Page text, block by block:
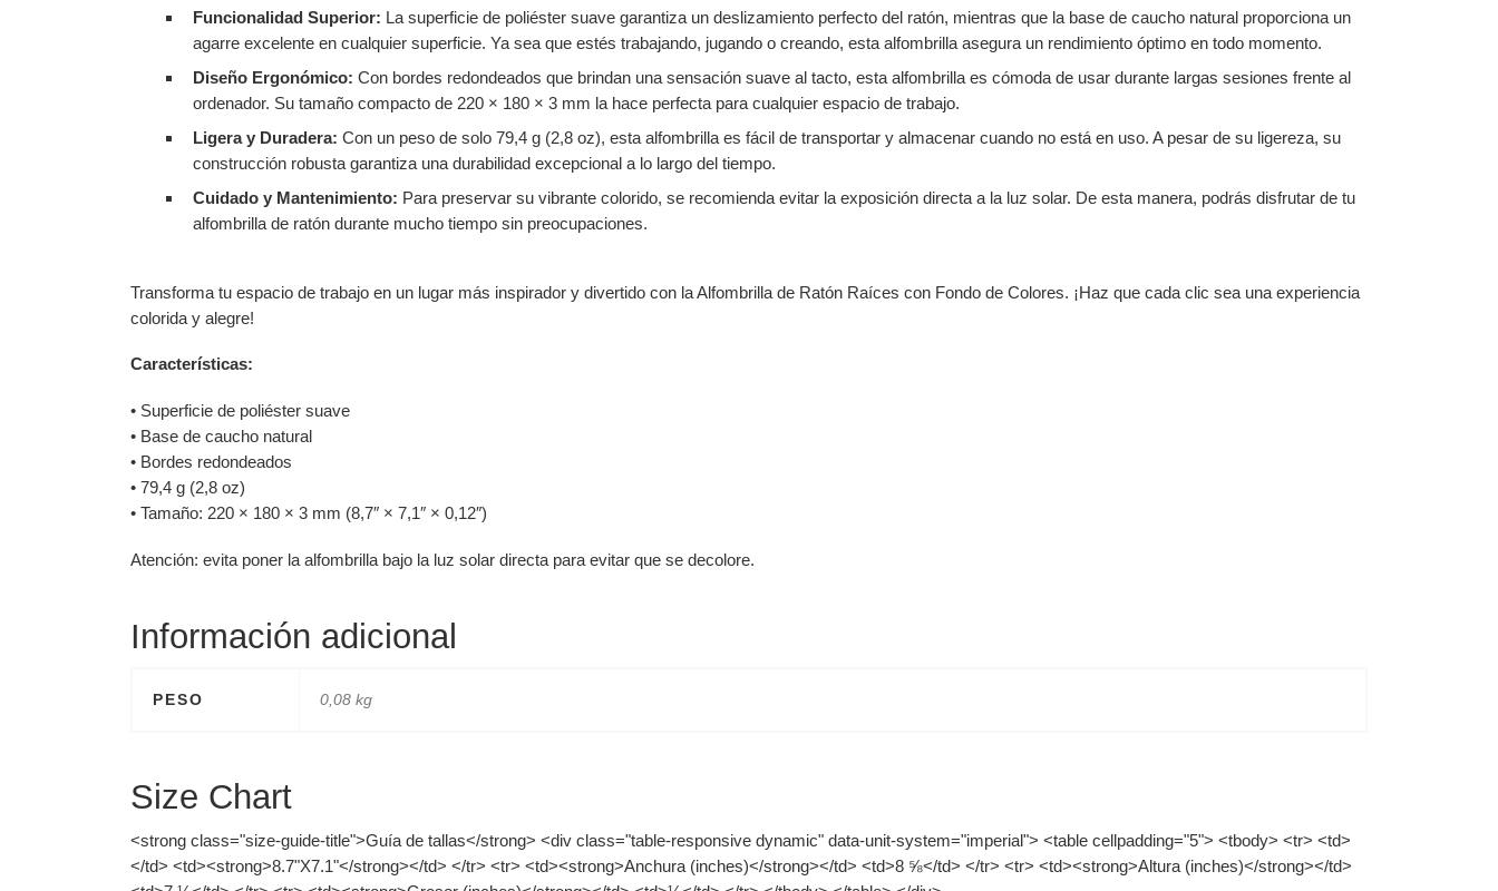
Funcionalidad Superior: La superficie de poliéster suave garantiza un deslizamiento perfecto del ratón, mientras que la base de caucho natural proporciona un
agarre excelente en cualquier superficie. Ya sea que estés trabajando, jugando o creando, esta alfombrilla asegura un rendimiento óptimo en todo momento.
Diseño Ergonómico: Con bordes redondeados que brindan una sensación suave al tacto, esta alfombrilla es cómoda de usar durante largas sesiones frente al
ordenador. Su tamaño compacto de 220 × 180 × 3 mm la hace perfecta para cualquier espacio de trabajo.
Ligera y Duradera: Con un peso de solo 79,4 g (2,8 oz), esta alfombrilla es fácil de transportar y almacenar cuando no está en uso. A pesar de su ligereza, su
construcción robusta garantiza una durabilidad excepcional a lo largo del tiempo.
Cuidado y Mantenimiento: Para preservar su vibrante colorido, se recomienda evitar la exposición directa a la luz solar. De esta manera, podrás disfrutar de tu
alfombrilla de ratón durante mucho tiempo sin preocupaciones.
Transforma tu espacio de trabajo en un lugar más inspirador y divertido con la Alfombrilla de Ratón Raíces con Fondo de Colores. ¡Haz que cada clic sea una experiencia
colorida y alegre!
Características:
• Superficie de poliéster suave
• Base de caucho natural
• Bordes redondeados
• 79,4 g (2,8 oz)
• Tamaño: 220 × 180 × 3 mm (8,7″ × 7,1″ × 0,12″)
Atención: evita poner la alfombrilla bajo la luz solar directa para evitar que se decolore.
Información adicional
PESO 0,08 kg
Size Chart
<strong class="size-guide-title">Guía de tallas</strong> <div class="table-responsive dynamic" data-unit-system="imperial"> <table cellpadding="5"> <tbody> <tr> <td>
</td> <td><strong>8.7"X7.1"</strong></td> </tr> <tr> <td><strong>Anchura (inches)</strong></td> <td>8 ⅝</td> </tr> <tr> <td><strong>Altura (inches)</strong></td>